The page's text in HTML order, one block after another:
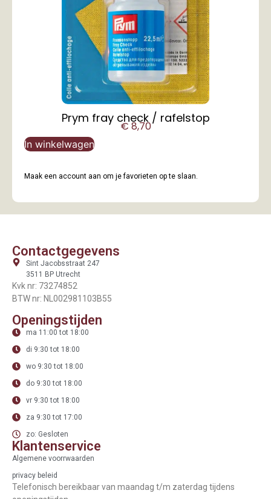
Prym fray check / rafelstop
€8,70
In winkelwagen
Maak een account aan om je favorieten op te slaan.
Contactgegevens
Sint Jacobsstraat 247
3511 BP Utrecht
Kvk nr: 73274852
BTW nr: NL002981103B55
Openingstijden
ma 11:00 tot 18:00
di 9:30 tot 18:00
wo 9:30 tot 18:00
do 9:30 tot 18:00
vr 9:30 tot 18:00
za 9:30 tot 17:00
zo: Gesloten
Klantenservice
Algemene voorrwaarden
privacy beleid
Telefonisch bereikbaar van maandag t/m zaterdag tijdens